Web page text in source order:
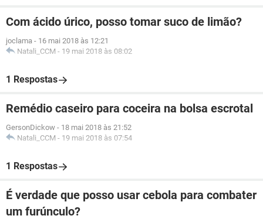
Com ácido úrico, posso tomar suco de limão?
joclama - 16 mai 2018 às 12:21
Natali_CCM - 19 mai 2018 às 08:02
1 Respostas
Remédio caseiro para coceira na bolsa escrotal
GersonDickow - 18 mai 2018 às 21:52
Natali_CCM - 19 mai 2018 às 07:54
1 Respostas
É verdade que posso usar cebola para combater
um furúnculo?